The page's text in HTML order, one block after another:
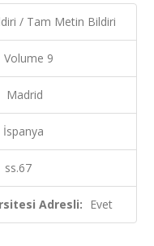
/ Tam Metin Bildiri
Volume 9
Madrid
İspanya
ss.67
Adresli: Evet